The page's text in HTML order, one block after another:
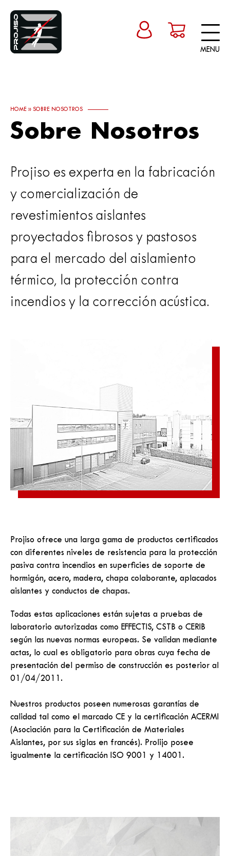
MENU
HOME » SOBRE NOSOTROS
Sobre Nosotros
Projiso es experta en la fabricación
y comercialización de
revestimientos aislantes
proyectados fibrosos y pastosos
para el mercado del aislamiento
térmico, la protección contra
incendios y la corrección acústica.
Projiso ofrece una larga gama de productos certificados
con diferentes niveles de resistencia para la protección
pasiva contra incendios en superficies de soporte de
hormigón, acero, madera, chapa colaborante, aplacados
aislantes y conductos de chapas.
Todas estas aplicaciones están sujetas a pruebas de
laboratorio autorizadas como EFFECTIS, CSTB o CERIB
según las nuevas normas europeas. Se validan mediante
actas, lo cual es obligatorio para obras cuya fecha de
presentación del permiso de construcción es posterior al
01/04/2011.
Nuestros productos poseen numerosas garantías de
calidad tal como el marcado CE y la certificación ACERMI
(Asociación para la Certificación de Materiales
Aislantes, por sus siglas en francés). Prolijo posee
igualmente la certificación ISO 9001 y 14001.